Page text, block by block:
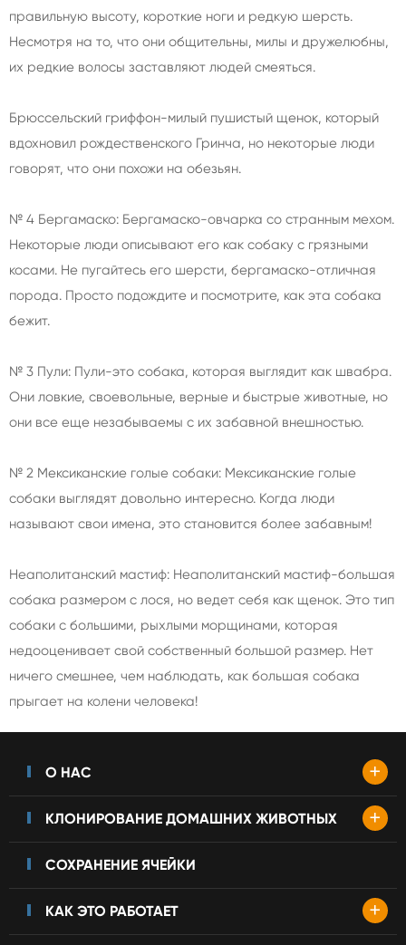
правильную высоту, короткие ноги и редкую шерсть.
Несмотря на то, что они общительны, милы и дружелюбны,
их редкие волосы заставляют людей смеяться.
Брюссельский гриффон-милый пушистый щенок, который
вдохновил рождественского Гринча, но некоторые люди
говорят, что они похожи на обезьян.
№ 4 Бергамаско: Бергамаско-овчарка со странным мехом.
Некоторые люди описывают его как собаку с грязными
косами. Не пугайтесь его шерсти, бергамаско-отличная
порода. Просто подождите и посмотрите, как эта собака
бежит.
№ 3 Пули: Пули-это собака, которая выглядит как швабра.
Они ловкие, своевольные, верные и быстрые животные, но
они все еще незабываемы с их забавной внешностью.
№ 2 Мексиканские голые собаки: Мексиканские голые
собаки выглядят довольно интересно. Когда люди
называют свои имена, это становится более забавным!
Неаполитанский мастиф: Неаполитанский мастиф-большая
собака размером с лося, но ведет себя как щенок. Это тип
собаки с большими, рыхлыми морщинами, которая
недооценивает свой собственный большой размер. Нет
ничего смешнее, чем наблюдать, как большая собака
прыгает на колени человека!
О НАС +
КЛОНИРОВАНИЕ ДОМАШНИХ ЖИВОТНЫХ +
СОХРАНЕНИЕ ЯЧЕЙКИ
КАК ЭТО РАБОТАЕТ +